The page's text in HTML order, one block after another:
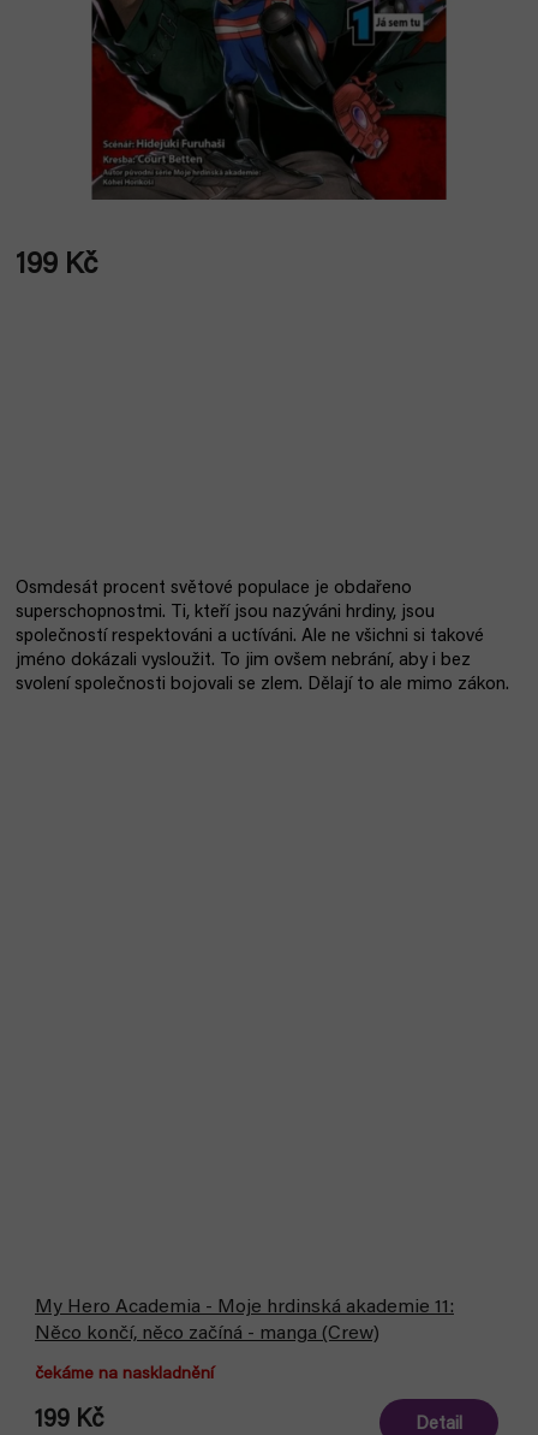
199 Kč
Osmdesát procent světové populace je obdařeno
superschopnostmi. Ti, kteří jsou nazýváni hrdiny, jsou
společností respektováni a uctíváni. Ale ne všichni si takové
jméno dokázali vysloužit. To jim ovšem nebrání, aby i bez
svolení společnosti bojovali se zlem. Dělají to ale mimo zákon.
My Hero Academia - Moje hrdinská akademie 11:
Něco končí, něco začíná - manga (Crew)
čekáme na naskladnění
199 Kč Detail